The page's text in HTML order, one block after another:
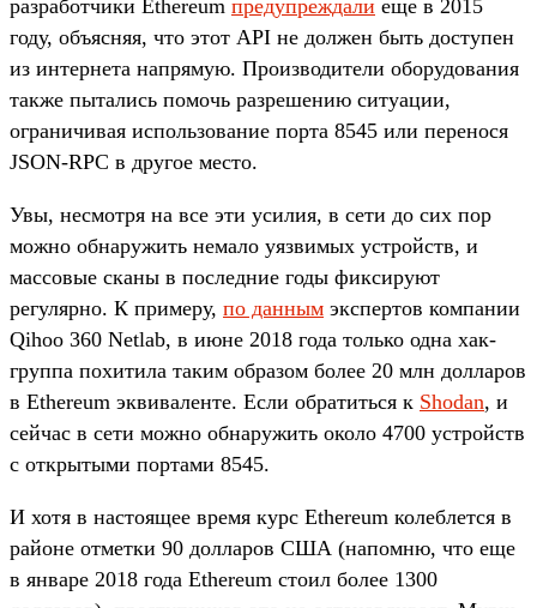
разработчики Ethereum предупреждали еще в 2015
году, объясняя, что этот API не должен быть доступен
из интернета напрямую. Производители оборудования
также пытались помочь разрешению ситуации,
ограничивая использование порта 8545 или перенося
JSON-RPC в другое место.
Увы, несмотря на все эти усилия, в сети до сих пор
можно обнаружить немало уязвимых устройств, и
массовые сканы в последние годы фиксируют
регулярно. К примеру, по данным экспертов компании
Qihoo 360 Netlab, в июне 2018 года только одна хак-
группа похитила таким образом более 20 млн долларов
в Ethereum эквиваленте. Если обратиться к Shodan, и
сейчас в сети можно обнаружить около 4700 устройств
с открытыми портами 8545.
И хотя в настоящее время курс Ethereum колеблется в
районе отметки 90 долларов США (напомню, что еще
в январе 2018 года Ethereum стоил более 1300